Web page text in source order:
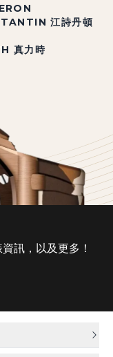
江詩丹頓
真力時
訊，以及更多！